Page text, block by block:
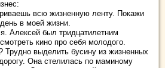
всю жизненную ленту. Покажи
в моей жизни.
Алексей был тридцатилетним
кино про себя молодого.
Трудно выделить бусину из жизненных
Она стелилась по маминому